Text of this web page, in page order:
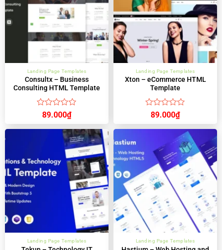
Landing Page Templates
Consultx – Business
Consulting HTML Template
Được
hạng
89.000₫
Landing Page Templates
Xton – eCommerce HTML
Template
Được
hạng
sao
89.000₫
Landing Page Templates Landing Page Templates